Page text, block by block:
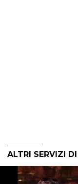
ALTRI SERVIZI